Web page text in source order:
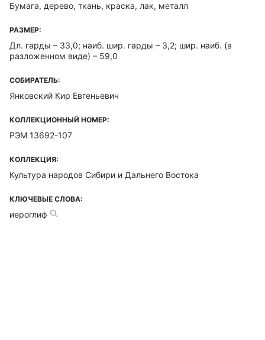
Бумага, дерево, ткань, краска, лак, металл
РАЗМЕР:
Дл. гарды – 33,0; наиб. шир. гарды – 3,2; шир. наиб. (в
разложенном виде) – 59,0
СОБИРАТЕЛЬ:
Янковский Кир Евгеньевич
КОЛЛЕКЦИОННЫЙ НОМЕР:
РЭМ 13692-107
КОЛЛЕКЦИЯ:
Культура народов Сибири и Дальнего Востока
КЛЮЧЕВЫЕ СЛОВА:
иероглиф